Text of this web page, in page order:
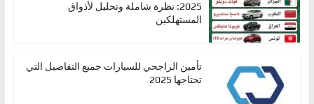
2025: نظرة شاملة وتحليل لأذواق
المستهلكين
تأمين الراجحي للسيارات جميع التفاصيل التي
تحتاجها 2025